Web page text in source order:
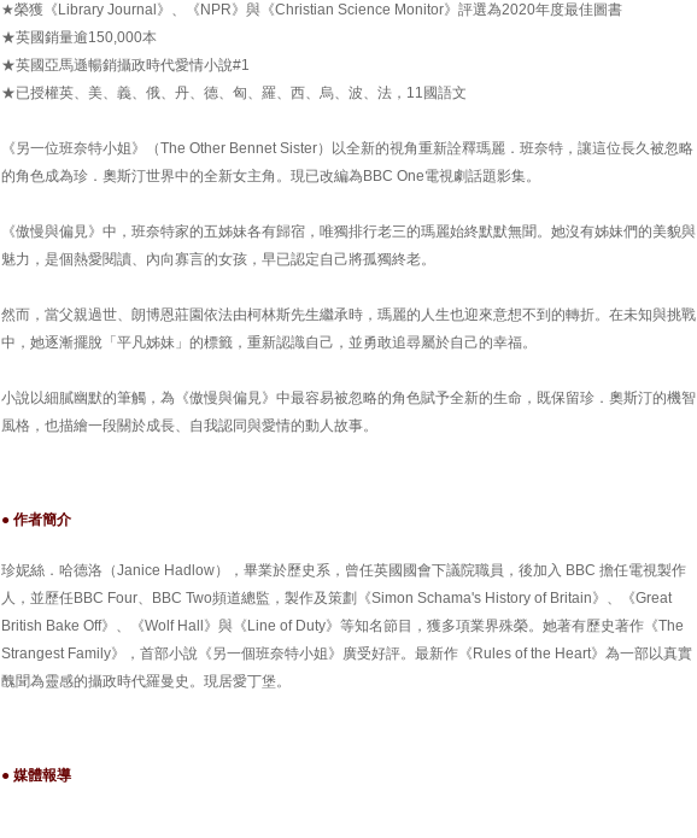
★榮獲《Library Journal》、《NPR》與《Christian Science Monitor》評選為2020年度最佳圖書
★英國銷量逾150,000本
★英國亞馬遜暢銷攝政時代愛情小說#1
★已授權英、美、義、俄、丹、德、匈、羅、西、烏、波、法，11國語文
《另一位班奈特小姐》（The Other Bennet Sister）以全新的視角重新詮釋瑪麗．班奈特，讓這位長久被忽略
的角色成為珍．奧斯汀世界中的全新女主角。現已改編為BBC One電視劇話題影集。
《傲慢與偏見》中，班奈特家的五姊妹各有歸宿，唯獨排行老三的瑪麗始終默默無聞。她沒有姊妹們的美貌與
魅力，是個熱愛閱讀、內向寡言的女孩，早已認定自己將孤獨終老。
然而，當父親過世、朗博恩莊園依法由柯林斯先生繼承時，瑪麗的人生也迎來意想不到的轉折。在未知與挑戰
中，她逐漸擺脫「平凡姊妹」的標籤，重新認識自己，並勇敢追尋屬於自己的幸福。
小說以細膩幽默的筆觸，為《傲慢與偏見》中最容易被忽略的角色賦予全新的生命，既保留珍．奧斯汀的機智
風格，也描繪一段關於成長、自我認同與愛情的動人故事。
● 作者簡介
珍妮絲．哈德洛（Janice Hadlow），畢業於歷史系，曾任英國國會下議院職員，後加入 BBC 擔任電視製作
人，並歷任BBC Four、BBC Two頻道總監，製作及策劃《Simon Schama's History of Britain》、《Great
British Bake Off》、《Wolf Hall》與《Line of Duty》等知名節目，獲多項業界殊榮。她著有歷史著作《The
Strangest Family》，首部小說《另一個班奈特小姐》廣受好評。最新作《Rules of the Heart》為一部以真實
醜聞為靈感的攝政時代羅曼史。現居愛丁堡。
● 媒體報導